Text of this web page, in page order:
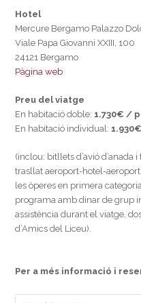
Hotel
Mercure Bergamo Palazzo
Viale Papa Giovanni XXIII, 100
24121 Bergamo
Pàgina web
Preu del viatge
En habitació doble: 1.730€ /
En habitació individual: 1.930€
(inclou: bitllets d’avió d’anada
trasllat aeroport-hotel-
les òperes en primera
programa amb dinar de grup
assistència durant el viatge,
d’Amics del Liceu).
Per a més informació i